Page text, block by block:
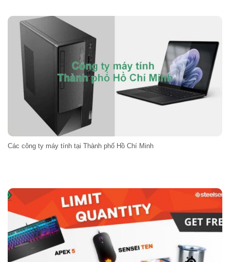
Các công ty máy tính tại Thành phố Hồ Chí Minh